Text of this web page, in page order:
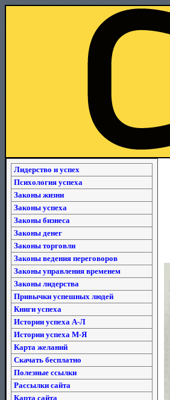
Лидерство и успех
Психология успеха
Законы жизни
Законы успеха
Законы бизнеса
Законы денег
Законы торговли
Законы ведения переговоров
Законы управления временем
Законы лидерства
Привычки успешных людей
Книги успеха
Истории успеха А-Л
Истории успеха М-Я
Карта желаний
Скачать бесплатно
Полезные ссылки
Рассылки сайта
Карта сайта